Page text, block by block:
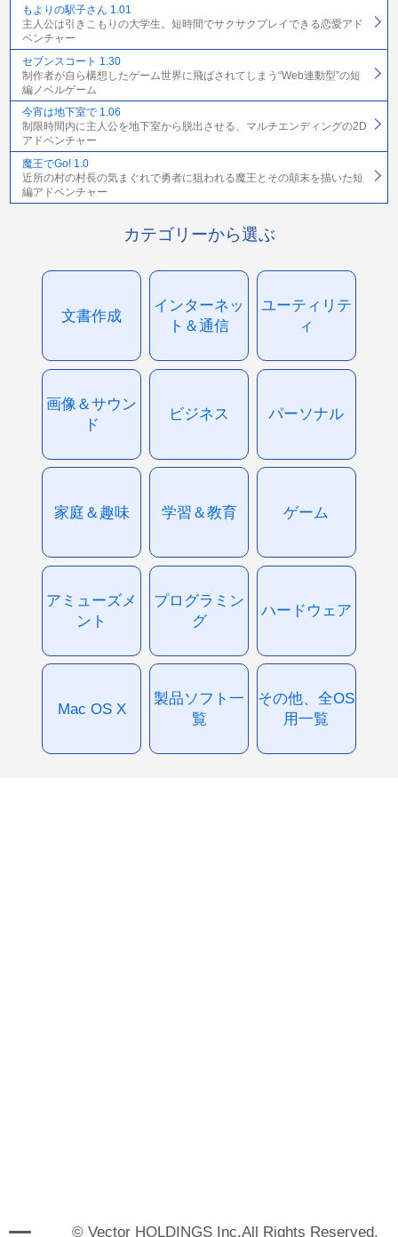
もよりの駅子さん 1.01
主人公は引きこもりの大学生。短時間でサクサクプレイできる恋愛アド
ベンチャー
セブンスコート 1.30
制作者が自ら構想したゲーム世界に飛ばされてしまう“Web連動型”の短
編ノベルゲーム
今宵は地下室で 1.06
制限時間内に主人公を地下室から脱出させる、マルチエンディングの2D
アドベンチャー
魔王でGo! 1.0
近所の村の村長の気まぐれで勇者に狙われる魔王とその顛末を描いた短
編アドベンチャー
カテゴリーから選ぶ
文書作成
インターネッ
ト＆通信
ユーティリテ
ィ
画像＆サウン
ド
ビジネス パーソナル
家庭＆趣味 学習＆教育 ゲーム
アミューズメ
ント
プログラミン
グ
ハードウェア
Mac OS X
製品ソフト一
覧
その他、全OS
用一覧
© Vector HOLDINGS Inc.All Rights Reserved.